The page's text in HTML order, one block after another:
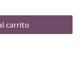
carrito